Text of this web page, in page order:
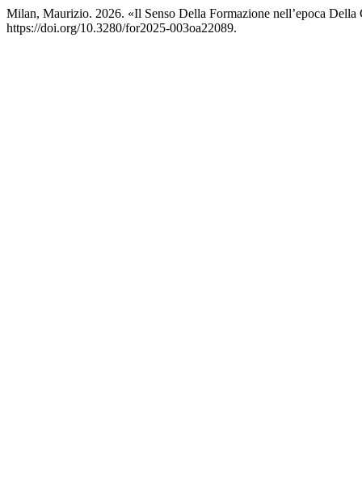
Milan, Maurizio. 2026. «Il Senso Della Formazione nell’epoca Della
https://doi.org/10.3280/for2025-003oa22089.